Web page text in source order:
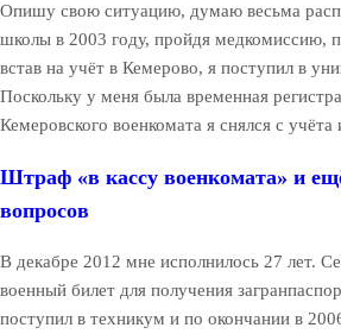
Опишу свою ситуацию, думаю весьма
школы в 2003 году, пройдя медкомиссию,
встав на учёт в Кемерово, я поступил в
Поскольку у меня была временная
Кемеровского военкомата я снялся с учёта
Штраф «в кассу военкомата» и
вопросов
В декабре 2012 мне исполнилось 27 лет.
военный билет для получения
поступил в техникум и по окончании в